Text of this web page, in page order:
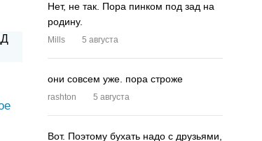
Нет, не так. Пора пинком под зад на
родину.
Mills 5 августа
они совсем уже. пора строже
rashton 5 августа
Вот. Поэтому бухать надо с друзьями,